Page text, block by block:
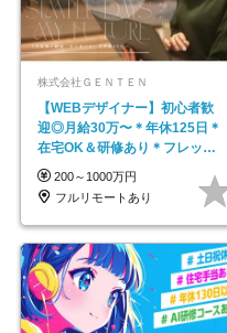
株式会社ＧＥＮＴＥＮ
【WEBデザイナー】初⼼者歓
迎◎⽉給30万〜＊年休125⽇＊
在宅OK＆研修あり＊フレック
ス
200～1000万円
フルリモートあり